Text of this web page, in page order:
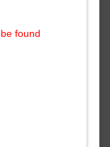
found